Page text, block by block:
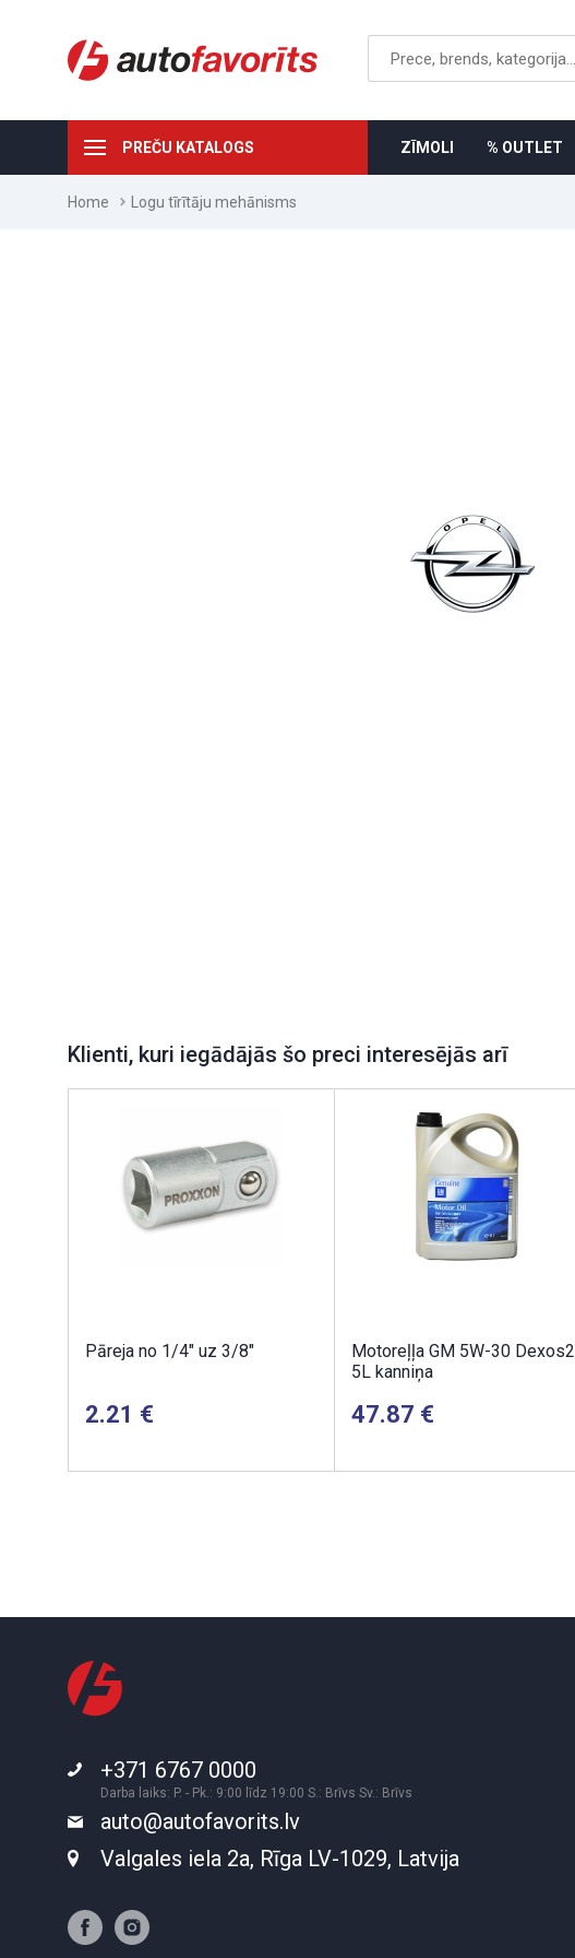
PREČU KATALOGS ZĪMOLI % OUTLET
Home Logu tīrītāju mehānisms
Klienti, kuri iegādājās šo preci interesējās arī
Pāreja no 1/4" uz 3/8"
2.21
Motoreļļa GM 5W-30 Dexos2
5L kanniņa
47.87
+371 6767 0000
Darba laiks: P. - Pk.: 9:00 līdz 19:00 S.: Brīvs Sv.: Brīvs
auto@autofavorits.lv
Valgales iela 2a, Rīga LV-1029, Latvija